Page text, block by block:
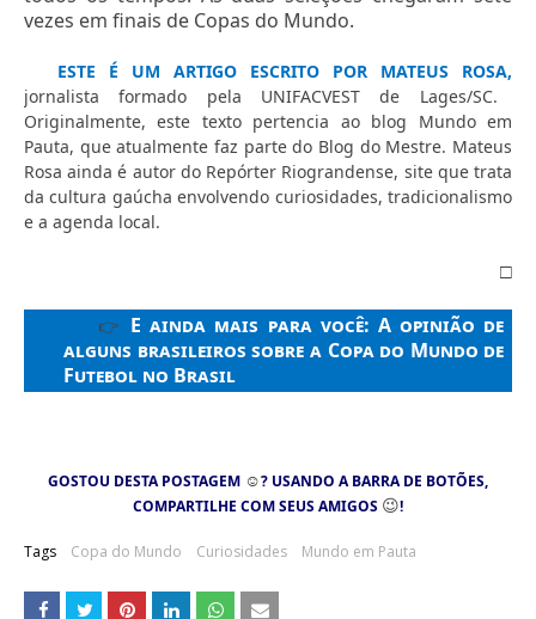
vezes em finais de Copas do Mundo.
ESTE É UM ARTIGO ESCRITO POR MATEUS ROSA,
jornalista formado pela UNIFACVEST de Lages/SC.
Originalmente, este texto pertencia ao blog Mundo em
Pauta, que atualmente faz parte do Blog do Mestre. Mateus
Rosa ainda é autor do Repórter Riograndense, site que trata
da cultura gaúcha envolvendo curiosidades, tradicionalismo
e a agenda local.
□
👉 E ainda mais para você: A opinião de
alguns brasileiros sobre a Copa do Mundo de
Futebol no Brasil
GOSTOU DESTA POSTAGEM ☺? USANDO A BARRA DE BOTÕES,
COMPARTILHE COM SEUS AMIGOS 😉!
Tags Copa do Mundo Curiosidades Mundo em Pauta